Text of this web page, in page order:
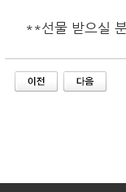
**선물 받으실